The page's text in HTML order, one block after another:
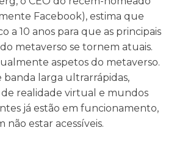
Facebook), estima que
a 10 anos para que as principais
metaverso se tornem atuais.
aspetos do metaverso.
banda larga ultrarrápidas,
realidade virtual e mundos
já estão em funcionamento,
não estar acessíveis.